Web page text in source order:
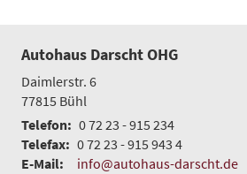
Autohaus Darscht OHG
Daimlerstr. 6
77815 Bühl
Telefon: 0 72 23 - 915 234
Telefax: 0 72 23 - 915 943 4
E-Mail:
info@autohaus-darscht.de